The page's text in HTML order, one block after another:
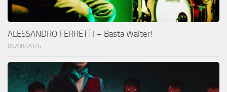
ALESSANDRO FERRETTI – Basta Walter!
06/08/2026